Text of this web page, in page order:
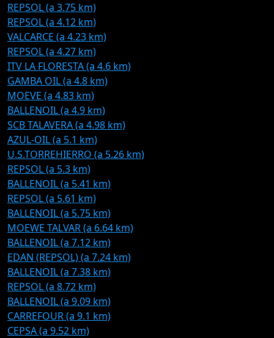
REPSOL (a 3.75 km)
REPSOL (a 4.12 km)
VALCARCE (a 4.23 km)
REPSOL (a 4.27 km)
ITV LA FLORESTA (a 4.6 km)
GAMBA OIL (a 4.8 km)
MOEVE (a 4.83 km)
BALLENOIL (a 4.9 km)
SCB TALAVERA (a 4.98 km)
AZUL-OIL (a 5.1 km)
U.S.TORREHIERRO (a 5.26 km)
REPSOL (a 5.3 km)
BALLENOIL (a 5.41 km)
REPSOL (a 5.61 km)
BALLENOIL (a 5.75 km)
MOEWE TALVAR (a 6.64 km)
BALLENOIL (a 7.12 km)
EDAN (REPSOL) (a 7.24 km)
BALLENOIL (a 7.38 km)
REPSOL (a 8.72 km)
BALLENOIL (a 9.09 km)
CARREFOUR (a 9.1 km)
CEPSA (a 9.52 km)